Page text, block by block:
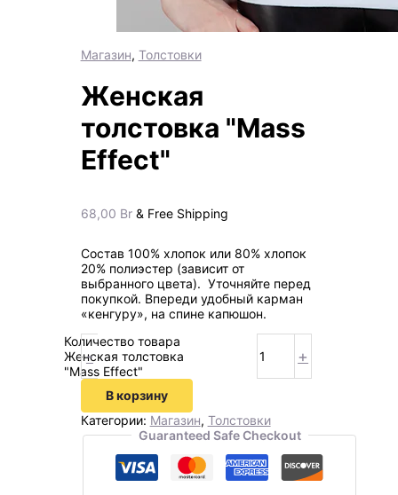
Магазин, Толстовки
Женская
толстовка "Mass
Effect"
68,00 Br & Free Shipping
Состав 100% хлопок или 80% хлопок
20% полиэстер (зависит от
выбранного цвета). Уточняйте перед
покупкой. Впереди удобный карман
«кенгуру», на спине капюшон.
-
Количество товара
Женская толстовка
"Mass Effect"
+
В корзину
Категории: Магазин, Толстовки
Guaranteed Safe Checkout